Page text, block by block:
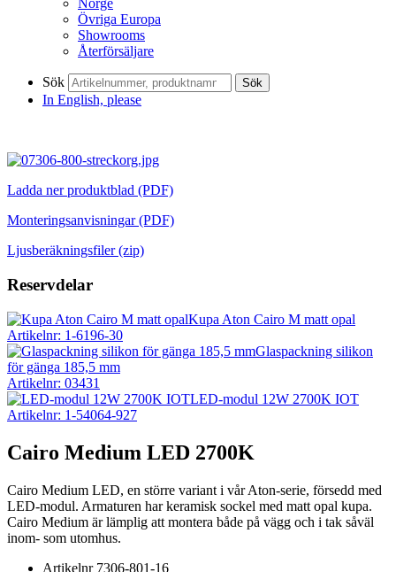
Norge
Övriga Europa
Showrooms
Återförsäljare
Sök Sök
In English, please
Ladda ner produktblad (PDF)
Monteringsanvisningar (PDF)
Ljusberäkningsfiler (zip)
Reservdelar
Kupa Aton Cairo M matt opal
Artikelnr: 1-6196-30
Glaspackning silikon
för gänga 185,5 mm
Artikelnr: 03431
LED-modul 12W 2700K IOT
Artikelnr: 1-54064-927
Cairo Medium LED 2700K
Cairo Medium LED, en större variant i vår Aton-serie, försedd med
LED-modul. Armaturen har keramisk sockel med matt opal kupa.
Cairo Medium är lämplig att montera både på vägg och i tak såväl
inom- som utomhus.
Artikelnr7306-801-16